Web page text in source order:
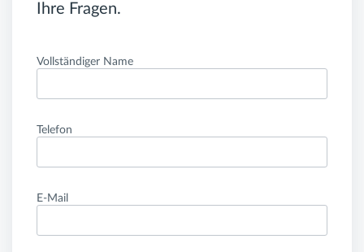
Ihre Fragen.
Vollständiger Name
Telefon
E-Mail